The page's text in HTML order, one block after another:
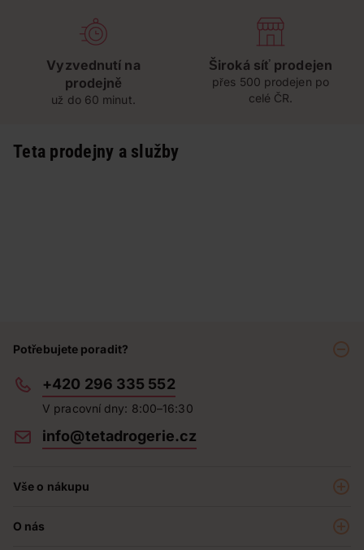
Vyzvednutí na
prodejně
už do 60 minut.
Široká síť prodejen
přes 500 prodejen po
celé ČR.
Teta prodejny a služby
Potřebujete poradit?
+420 296 335 552
V pracovní dny: 8:00–16:30
info@tetadrogerie.cz
Vše o nákupu
O nás